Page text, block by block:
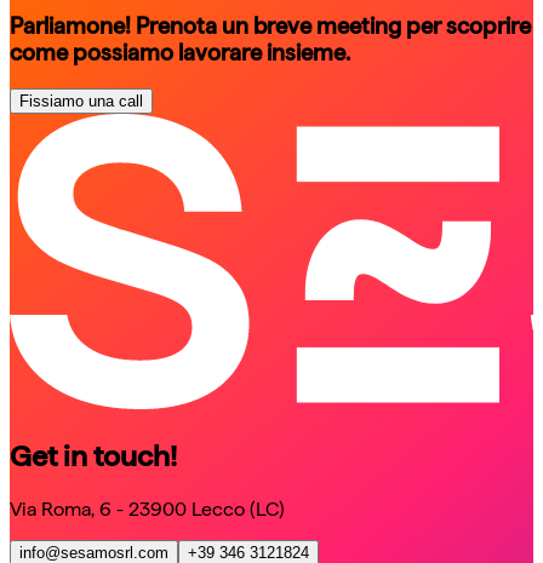
Parliamone! Prenota un breve meeting per scoprire
come possiamo lavorare insieme.
Fissiamo una call
schedule a call
schedule a call
Get in touch!
Via Roma, 6 - 23900 Lecco (LC)
info@sesamosrl.com +39 346 3121824